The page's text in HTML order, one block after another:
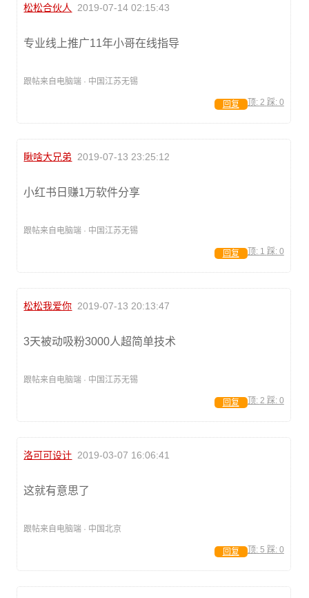
松松合伙人 2019-07-14 02:15:43
专业线上推广11年小哥在线指导
跟帖来自电脑端 · 中国江苏无锡
顶: 2 踩: 0
回复
瞅啥大兄弟 2019-07-13 23:25:12
小红书日赚1万软件分享
跟帖来自电脑端 · 中国江苏无锡
顶: 1 踩: 0
回复
松松我爱你 2019-07-13 20:13:47
3天被动吸粉3000人超简单技术
跟帖来自电脑端 · 中国江苏无锡
顶: 2 踩: 0
回复
洛可可设计 2019-03-07 16:06:41
这就有意思了
跟帖来自电脑端 · 中国北京
顶: 5 踩: 0
回复